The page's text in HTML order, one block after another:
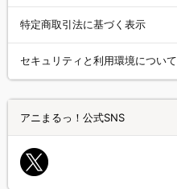
特定商取引法に基づく表示
セキュリティと利用環境について
アニまるっ！公式SNS